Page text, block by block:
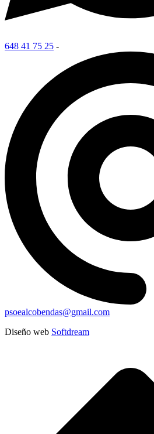
648 41 75 25 -
psoealcobendas@gmail.com
Diseño web Softdream